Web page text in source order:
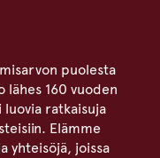
puolesta
lähes 160 vuoden
ratkaisuja
Elämme
yhteisöjä, joissa